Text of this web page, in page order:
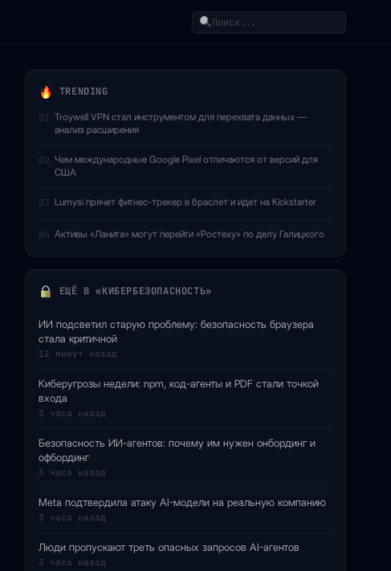
Поиск
TRENDING
01 Troywell VPN стал инструментом для перехвата данных —
анализ расширения
02 Чем международные Google Pixel отличаются от версий для
США
03 Lumysi прячет фитнес-трекер в браслет и идет на Kickstarter
04 Активы «Ланита» могут перейти «Ростеху» по делу Галицкого
ЕЩЁ В «КИБЕРБЕЗОПАСНОСТЬ»
ИИ подсветил старую проблему: безопасность браузера
стала критичной
12 минут назад
Киберугрозы недели: npm, код-агенты и PDF стали точкой
входа
3 часа назад
Безопасность ИИ-агентов: почему им нужен онбординг и
офбординг
3 часа назад
Meta подтвердила атаку AI-модели на реальную компанию
3 часа назад
Люди пропускают треть опасных запросов AI-агентов
3 часа назад